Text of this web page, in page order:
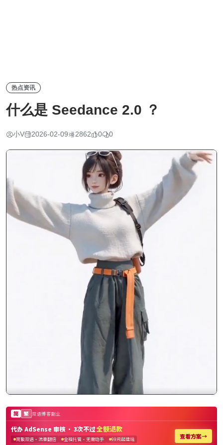
热点资讯
什么是 Seedance 2.0 ？
小V 2026-02-09 2862 0 0